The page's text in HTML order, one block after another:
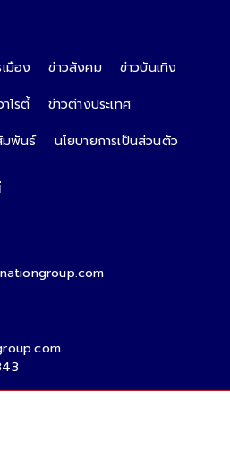
มือง ข่าวสังคม
ข่าวบันเทิง
ไรตี้
ข่าวต่างประเทศ
มพันธ์ นโยบายการเป็นส่วนตัว